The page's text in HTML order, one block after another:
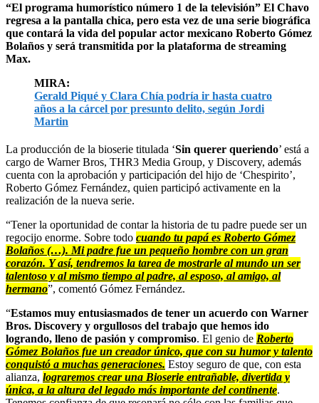
“El programa humorístico número 1 de la televisión” El Chavo
regresa a la pantalla chica, pero esta vez de una serie biográfica
que contará la vida del popular actor mexicano Roberto Gómez
Bolaños y será transmitida por la plataforma de streaming
Max.
MIRA:
Gerald Piqué y Clara Chía podría ir hasta cuatro
años a la cárcel por presunto delito, según Jordi
Martin
La producción de la bioserie titulada ‘Sin querer queriendo’ está a
cargo de Warner Bros, THR3 Media Group, y Discovery, además
cuenta con la aprobación y participación del hijo de ‘Chespirito’,
Roberto Gómez Fernández, quien participó activamente en la
realización de la nueva serie.
“Tener la oportunidad de contar la historia de tu padre puede ser un
regocijo enorme. Sobre todo cuando tu papá es Roberto Gómez
Bolaños (…). Mi padre fue un pequeño hombre con un gran
corazón. Y así, tendremos la tarea de mostrarle al mundo un ser
talentoso y al mismo tiempo al padre, al esposo, al amigo, al
hermano”, comentó Gómez Fernández.
“Estamos muy entusiasmados de tener un acuerdo con Warner
Bros. Discovery y orgullosos del trabajo que hemos ido
logrando, lleno de pasión y compromiso. El genio de Roberto
Gómez Bolaños fue un creador único, que con su humor y talento
conquistó a muchas generaciones. Estoy seguro de que, con esta
alianza, lograremos crear una Bioserie entrañable, divertida y
única, a la altura del legado más importante del continente.